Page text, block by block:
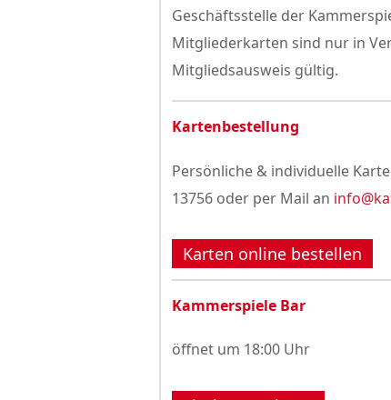
Geschäftsstelle der
Mitgliederkarten sind nur in
Mitgliedsausweis gültig.
Kartenbestellung
Persönliche & individuelle
13756 oder per Mail an
Karten online bestellen
Kammerspiele Bar
öffnet um 18:00 Uhr